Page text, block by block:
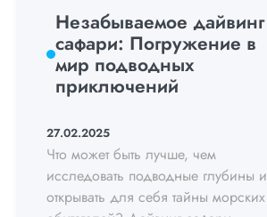
Незабываемое дайвинг
сафари: Погружение в
мир подводных
приключений
27.02.2025
Что может быть лучше, чем
исследовать подводные глубины и
открывать для себя тайны морских